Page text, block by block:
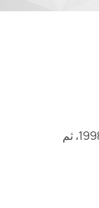
على درجة الماجستير في جراحة المسالك البولية في مايو 1998، ثم